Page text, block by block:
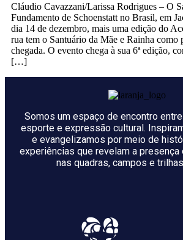
Cláudio Cavazzani/Larissa Rodrigues – O
Fundamento de Schoenstatt no Brasil, em
dia 14 de dezembro, mais uma edição do
rua tem o Santuário da Mãe e Rainha como
chegada. O evento chega à sua 6ª edição,
[…]
Somos um espaço de encontro
esporte e expressão cultural.
e evangelizamos por meio de
experiências que revelam a presença
nas quadras, campos e